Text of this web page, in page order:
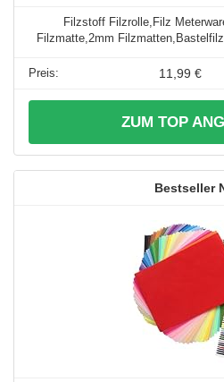
Filzstoff Filzrolle,Filz
Filzmatte,2mm
11,99 €
ZUM TOP